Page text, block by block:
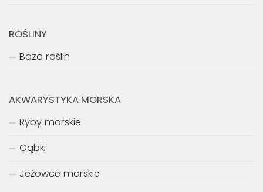
ROŚLINY
Baza roślin
AKWARYSTYKA MORSKA
Ryby morskie
Gąbki
Jeżowce morskie